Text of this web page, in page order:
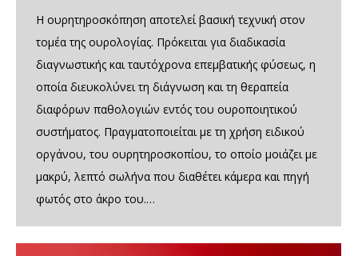
Η ουρητηροσκόπηση αποτελεί βασική τεχνική στον
τομέα της ουρολογίας. Πρόκειται για διαδικασία
διαγνωστικής και ταυτόχρονα επεμβατικής φύσεως, η
οποία διευκολύνει τη διάγνωση και τη θεραπεία
διαφόρων παθολογιών εντός του ουροποιητικού
συστήματος. Πραγματοποιείται με τη χρήση ειδικού
οργάνου, του ουρητηροσκοπίου, το οποίο μοιάζει με
μακρύ, λεπτό σωλήνα που διαθέτει κάμερα και πηγή
φωτός στο άκρο του.…